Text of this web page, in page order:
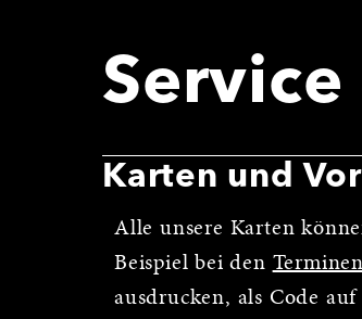
Karten und
Alle unsere Karten
Beispiel bei den
ausdrucken, als Code